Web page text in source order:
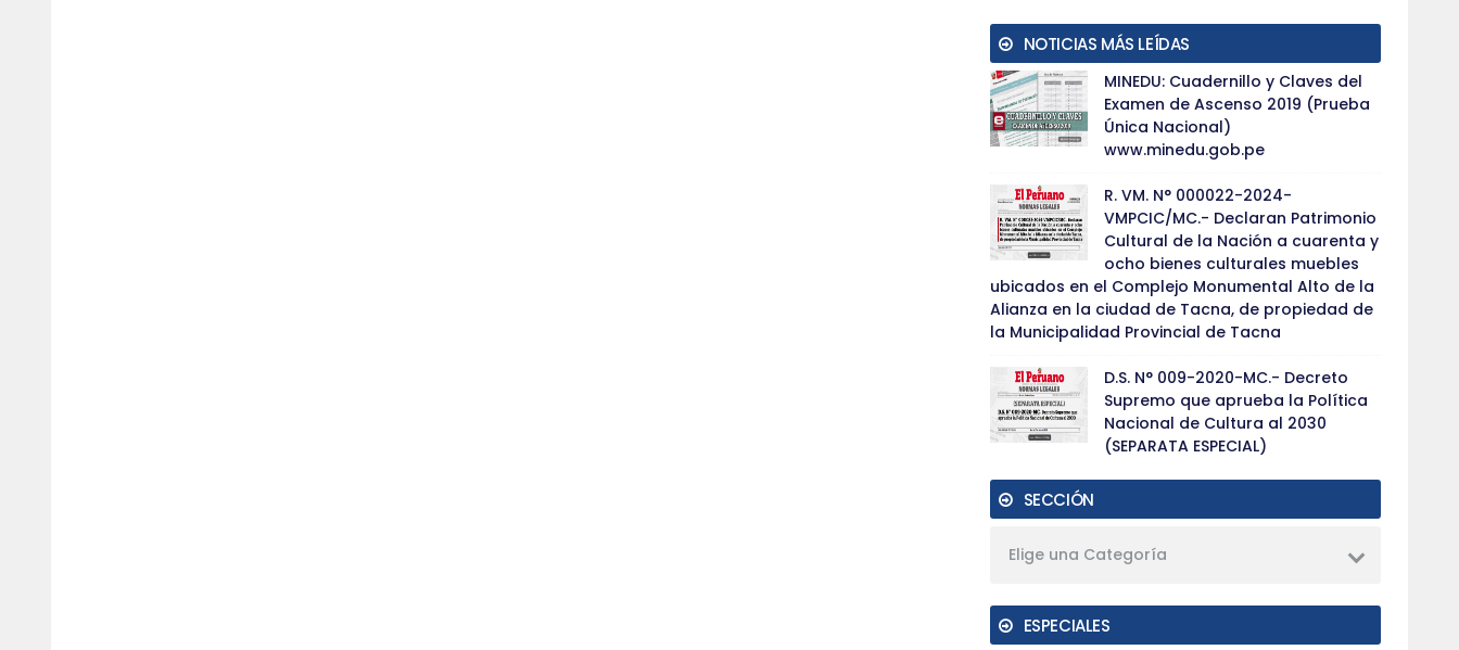
NOTICIAS MÁS LEÍDAS
MINEDU: Cuadernillo y Claves del
Examen de Ascenso 2019 (Prueba
Única Nacional)
www.minedu.gob.pe
R. VM. N° 000022-2024-
VMPCIC/MC.- Declaran Patrimonio
Cultural de la Nación a cuarenta y
ocho bienes culturales muebles
ubicados en el Complejo Monumental Alto de la
Alianza en la ciudad de Tacna, de propiedad de
la Municipalidad Provincial de Tacna
D.S. N° 009-2020-MC.- Decreto
Supremo que aprueba la Política
Nacional de Cultura al 2030
(SEPARATA ESPECIAL)
SECCIÓN
Elige una Categoría
ESPECIALES